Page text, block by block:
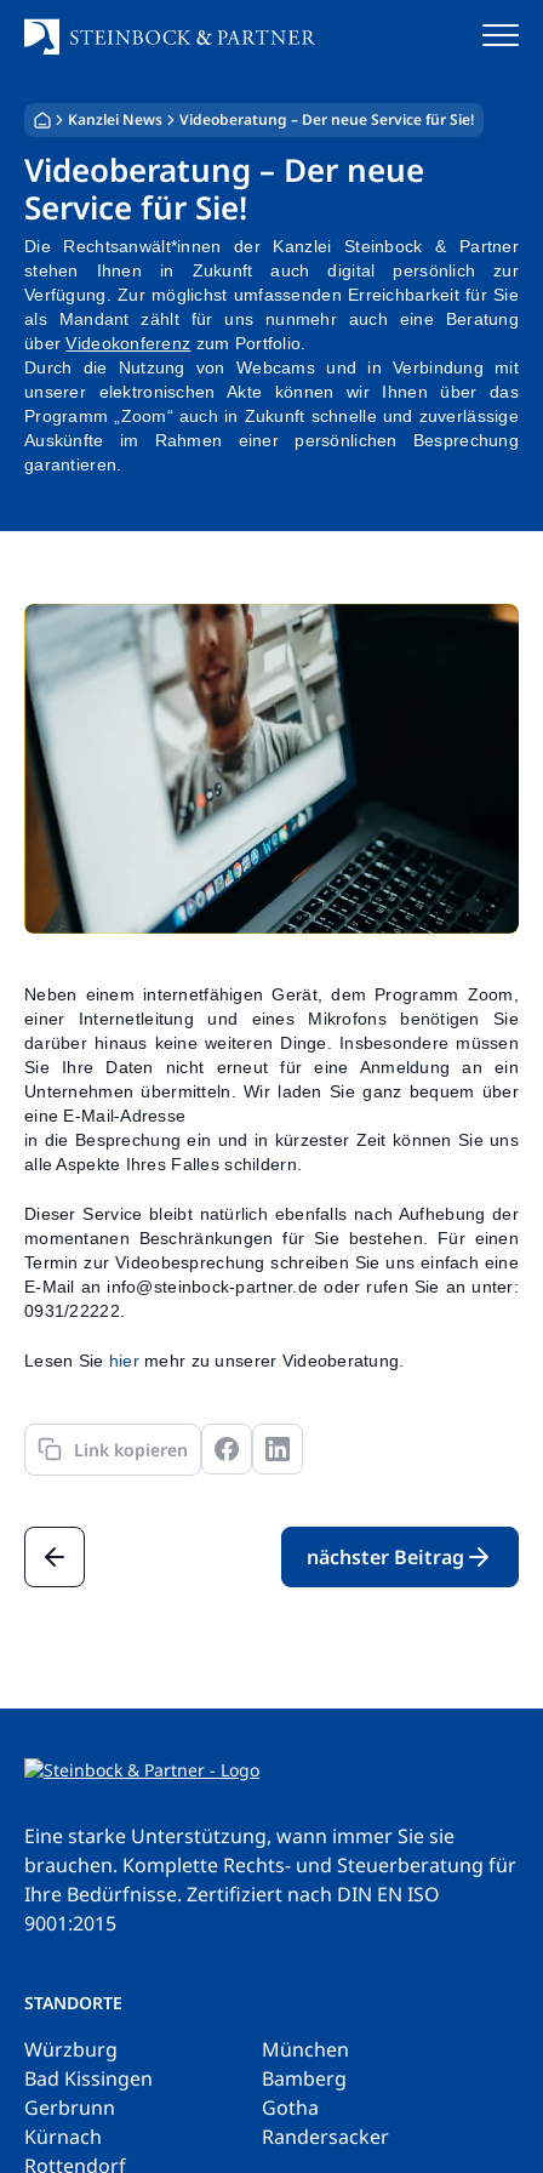
Inhalt
springen
Startseite
Kanzlei
Team
Standorte
Rechtsgebiete
Steuerberatung
Stellenangebote
Kanzlei News Videoberatung – Der neue Service für Sie!
Videoberatung – Der neue
Service für Sie!
Die Rechtsanwält*innen der Kanzlei Steinbock & Partner
stehen Ihnen in Zukunft auch digital persönlich zur
Verfügung. Zur möglichst umfassenden Erreichbarkeit für Sie
als Mandant zählt für uns nunmehr auch eine Beratung
überVideokonferenz zum Portfolio.
Durch die Nutzung von Webcams und in Verbindung mit
unserer elektronischen Akte können wir Ihnen über das
Programm „Zoom“ auch in Zukunft schnelle und zuverlässige
Auskünfte im Rahmen einer persönlichen Besprechung
garantieren.
Neben einem internetfähigen Gerät, dem Programm Zoom,
einer Internetleitung und eines Mikrofons benötigen Sie
darüber hinaus keine weiteren Dinge. Insbesondere müssen
Sie Ihre Daten nicht erneut für eine Anmeldung an ein
Unternehmen übermitteln. Wir laden Sie ganz bequem über
eine E-Mail-Adresse
in die Besprechung ein und in kürzester Zeit können Sie uns
alle Aspekte Ihres Falles schildern.
Dieser Service bleibt natürlich ebenfalls nach Aufhebung der
momentanen Beschränkungen für Sie bestehen. Für einen
Termin zur Videobesprechung schreiben Sie uns einfach eine
E-Mail an info@steinbock-partner.de oder rufen Sie an unter:
0931/22222.
Lesen Sie hiermehr zu unserer Videoberatung.
Link kopieren
nächster Beitrag
Eine starke Unterstützung, wann immer Sie sie
brauchen. Komplette Rechts- und Steuerberatung für
Ihre Bedürfnisse. Zertifiziert nach DIN EN ISO
9001:2015
STANDORTE
Würzburg
München
Bad Kissingen
Bamberg
Gerbrunn
Gotha
Kürnach
Randersacker
Rottendorf